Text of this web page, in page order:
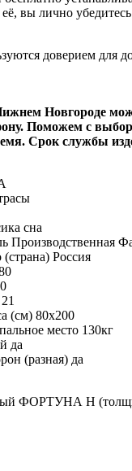
вы лично
доверием для
Новгороде
Поможем с
Срок службы
сна
Производственная
(страна) Россия
21
(см) 80х200
место 130кг
да
(разная) да
ФОРТУНА Н